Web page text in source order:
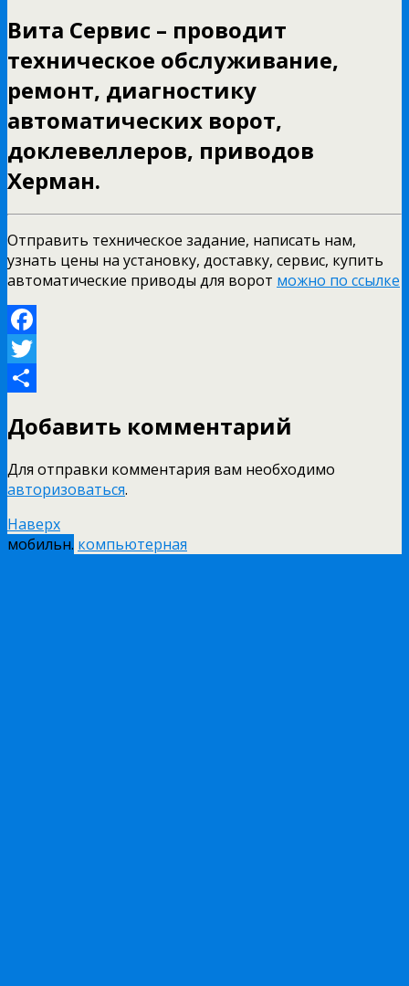
Вита Сервис – проводит
техническое обслуживание,
ремонт, диагностику
автоматических ворот,
доклевеллеров, приводов
Херман.
Отправить техническое задание, написать нам,
узнать цены на установку, доставку, сервис, купить
автоматические приводы для ворот можно по ссылке
Facebook
Twitter
Добавить комментарий
Для отправки комментария вам необходимо
авторизоваться.
Наверх
мобильн. компьютерная